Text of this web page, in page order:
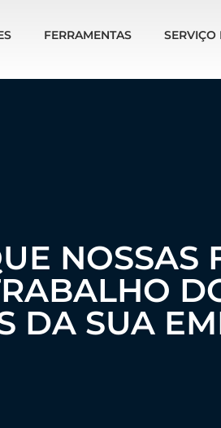
FERRAMENTAS
NOSSAS
DA SUA